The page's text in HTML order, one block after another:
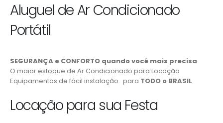
Aluguel de Ar Condicionado
Portátil
SEGURANÇA e CONFORTO quando você mais precisa
O maior estoque de Ar Condicionado para Locação
Equipamentos de fácil instalação. para TODO o BRASIL
Locação para sua Festa